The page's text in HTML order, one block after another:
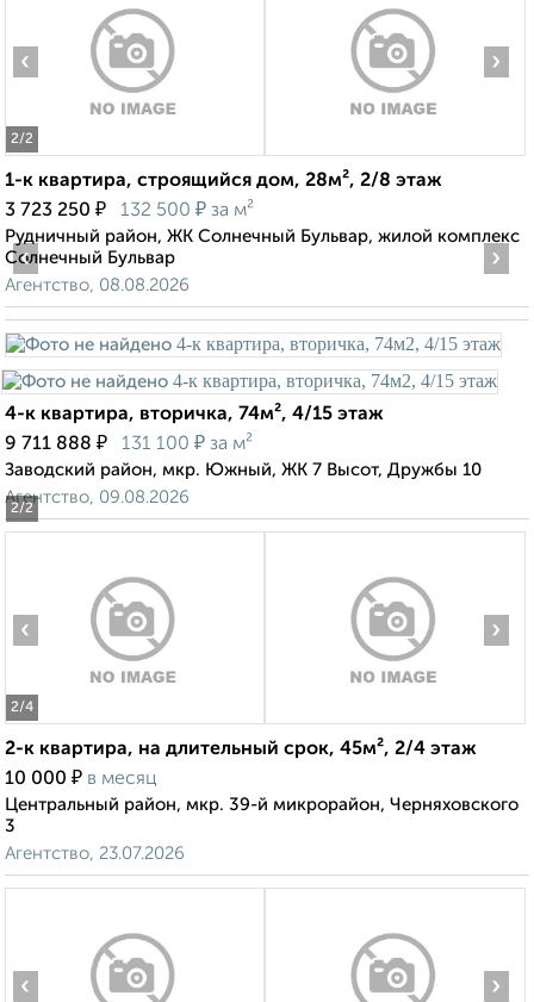
2/2
‹ ›
1-к квартира, строящийся дом, 28м², 2/8 этаж
3 723 250 ₽ 132 500 ₽ за м²
Рудничный район, ЖК Солнечный Бульвар, жилой комплекс
Солнечный Бульвар
Агентство, 08.08.2026
2/2
‹ ›
4-к квартира, вторичка, 74м², 4/15 этаж
9 711 888 ₽ 131 100 ₽ за м²
Заводский район, мкр. Южный, ЖК 7 Высот, Дружбы 10
Агентство, 09.08.2026
2/4
‹ ›
2-к квартира, на длительный срок, 45м², 2/4 этаж
10 000 ₽ в месяц
Центральный район, мкр. 39-й микрорайон, Черняховского
3
Агентство, 23.07.2026
‹ ›